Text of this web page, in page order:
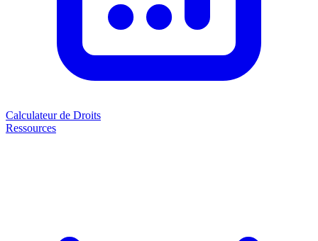
Calculateur de Droits
Ressources